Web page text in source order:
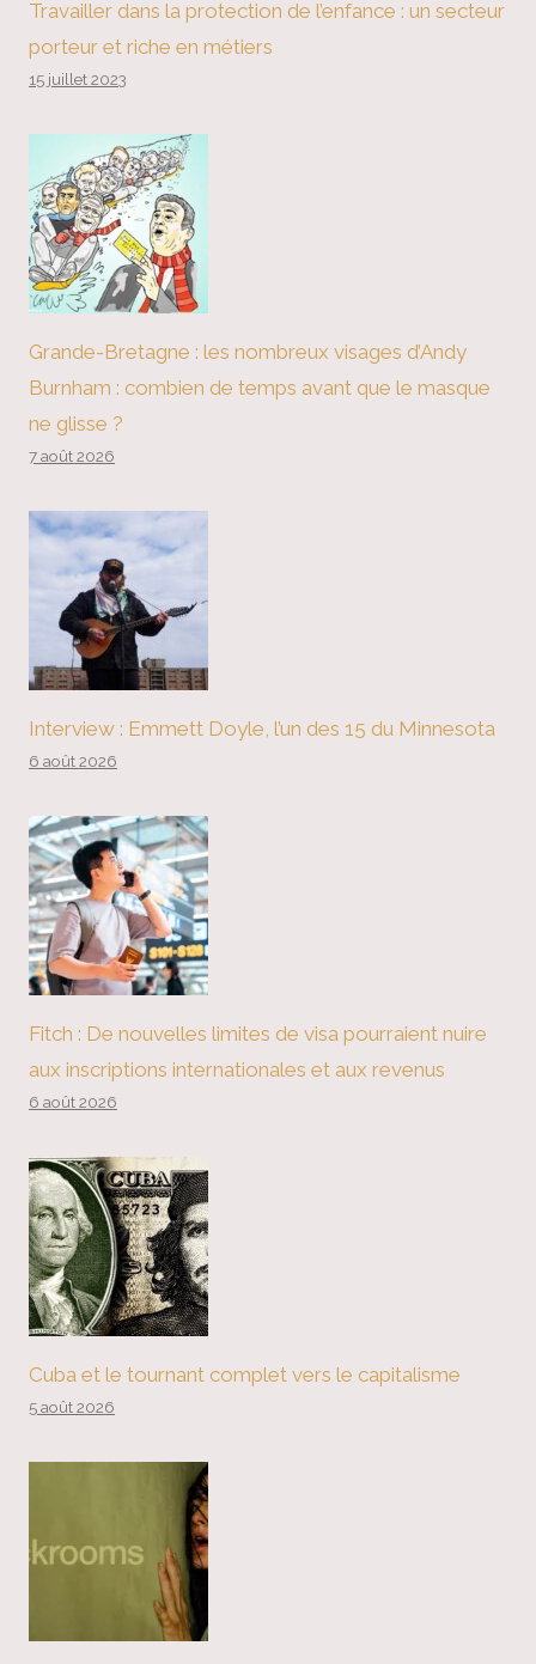
Travailler dans la protection de l’enfance : un secteur
porteur et riche en métiers
15 juillet 2023
Grande-Bretagne : les nombreux visages d’Andy
Burnham : combien de temps avant que le masque
ne glisse ?
7 août 2026
Interview : Emmett Doyle, l’un des 15 du Minnesota
6 août 2026
Fitch : De nouvelles limites de visa pourraient nuire
aux inscriptions internationales et aux revenus
6 août 2026
Cuba et le tournant complet vers le capitalisme
5 août 2026